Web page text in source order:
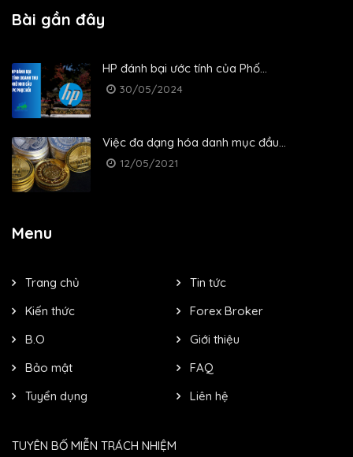
Bài gần đây
HP đánh bại ước tính của Phố...
30/05/2024
Việc đa dạng hóa danh mục đầu...
12/05/2021
Menu
Trang chủ
Tin tức
Kiến thức
Forex Broker
B.O
Giới thiệu
Bảo mật
FAQ
Tuyển dụng
Liên hệ
TUYÊN BỐ MIỄN TRÁCH NHIỆM